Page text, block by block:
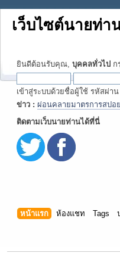
เว็บไซต์นายท่
ยินดีต้อนรับคุณ, บุคคลทั่วไป ก
เข้าสู่ระบบด้วยชื่อผู้ใช้ รหัสผ่า
ข่าว : ผ่อนคลายมาตรการสปอ
ติดตามเว็บนายท่านได้ที่นี่
หน้าแรก ห้องแชท Tags